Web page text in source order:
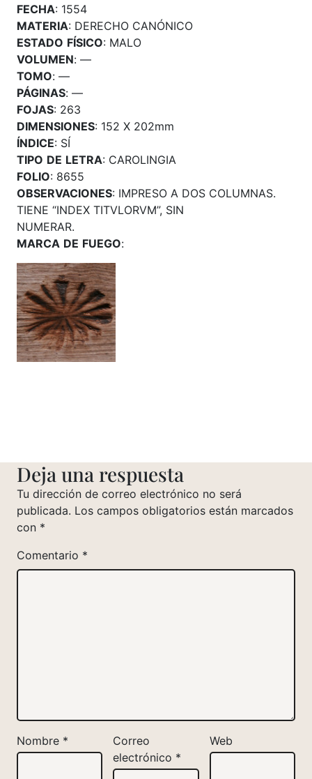
FECHA: 1554
MATERIA: DERECHO CANÓNICO
ESTADO FÍSICO: MALO
VOLUMEN: —
TOMO: —
PÁGINAS: —
FOJAS: 263
DIMENSIONES: 152 X 202mm
ÍNDICE: SÍ
TIPO DE LETRA: CAROLINGIA
FOLIO: 8655
OBSERVACIONES: IMPRESO A DOS COLUMNAS.
TIENE “INDEX TITVLORVM”, SIN
NUMERAR.
MARCA DE FUEGO:
Deja una respuesta
Tu dirección de correo electrónico no será
publicada. Los campos obligatorios están marcados
con *
Comentario *
Nombre *
Correo
electrónico *
Web